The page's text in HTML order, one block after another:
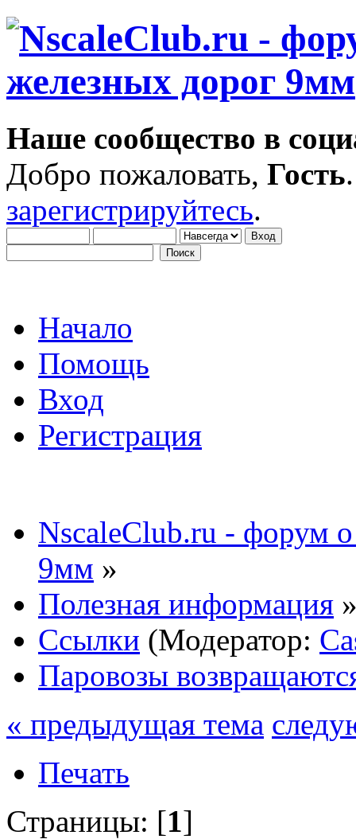
Наше сообщество в
Добро пожаловать, Гость
зарегистрируйтесь.
Начало
Помощь
Вход
Регистрация
NscaleClub.ru - форум
9мм »
Полезная информация
Ссылки (Модератор:
Паровозы
« предыдущая тема
Печать
Страницы: [1]